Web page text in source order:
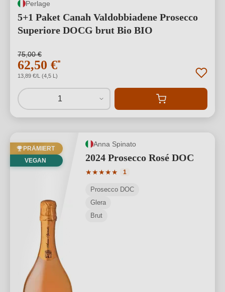
Perlage
5+1 Paket Canah Valdobbiadene Prosecco
Superiore DOCG brut Bio BIO
75,00 €
62,50 €*
13,89 €/L (4,5 L)
1
PRÄMIERT
VEGAN
Anna Spinato
2024 Prosecco Rosé DOC
★★★★★
Durchschnittliche Bewertung von 5
1
Prosecco DOC
Glera
Brut